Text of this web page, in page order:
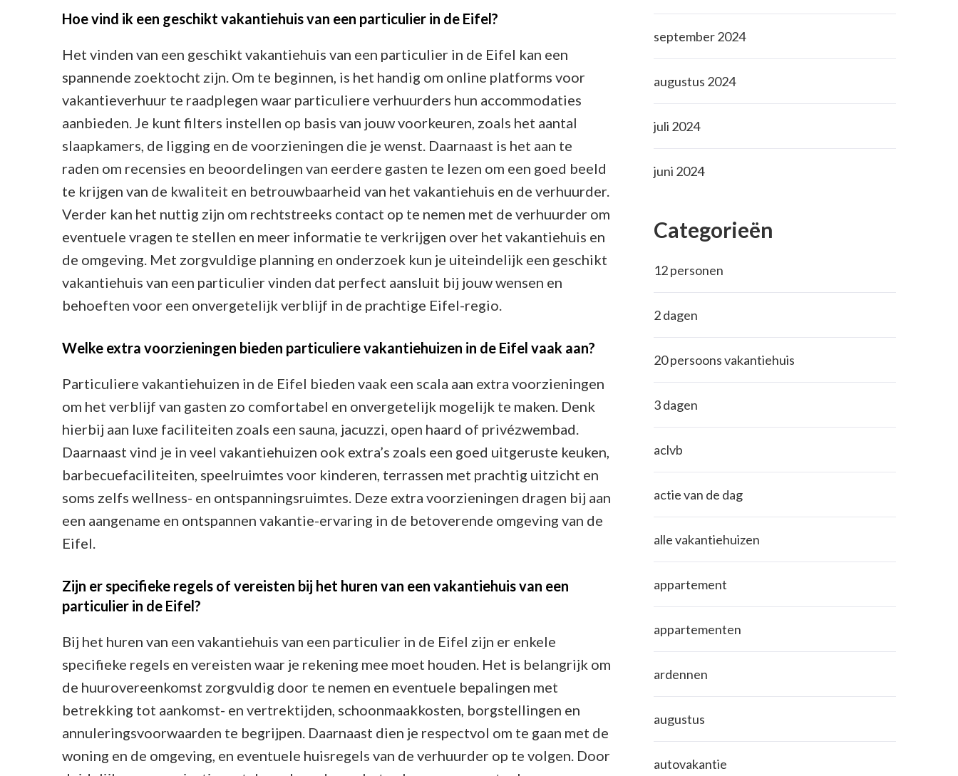
Hoe vind ik een geschikt vakantiehuis van een particulier in de Eifel?
Het vinden van een geschikt vakantiehuis van een particulier in de Eifel kan een
spannende zoektocht zijn. Om te beginnen, is het handig om online platforms voor
vakantieverhuur te raadplegen waar particuliere verhuurders hun accommodaties
aanbieden. Je kunt filters instellen op basis van jouw voorkeuren, zoals het aantal
slaapkamers, de ligging en de voorzieningen die je wenst. Daarnaast is het aan te
raden om recensies en beoordelingen van eerdere gasten te lezen om een goed beeld
te krijgen van de kwaliteit en betrouwbaarheid van het vakantiehuis en de verhuurder.
Verder kan het nuttig zijn om rechtstreeks contact op te nemen met de verhuurder om
eventuele vragen te stellen en meer informatie te verkrijgen over het vakantiehuis en
de omgeving. Met zorgvuldige planning en onderzoek kun je uiteindelijk een geschikt
vakantiehuis van een particulier vinden dat perfect aansluit bij jouw wensen en
behoeften voor een onvergetelijk verblijf in de prachtige Eifel-regio.
Welke extra voorzieningen bieden particuliere vakantiehuizen in de Eifel vaak aan?
Particuliere vakantiehuizen in de Eifel bieden vaak een scala aan extra voorzieningen
om het verblijf van gasten zo comfortabel en onvergetelijk mogelijk te maken. Denk
hierbij aan luxe faciliteiten zoals een sauna, jacuzzi, open haard of privézwembad.
Daarnaast vind je in veel vakantiehuizen ook extra’s zoals een goed uitgeruste keuken,
barbecuefaciliteiten, speelruimtes voor kinderen, terrassen met prachtig uitzicht en
soms zelfs wellness- en ontspanningsruimtes. Deze extra voorzieningen dragen bij aan
een aangename en ontspannen vakantie-ervaring in de betoverende omgeving van de
Eifel.
Zijn er specifieke regels of vereisten bij het huren van een vakantiehuis van een
particulier in de Eifel?
Bij het huren van een vakantiehuis van een particulier in de Eifel zijn er enkele
specifieke regels en vereisten waar je rekening mee moet houden. Het is belangrijk om
de huurovereenkomst zorgvuldig door te nemen en eventuele bepalingen met
betrekking tot aankomst- en vertrektijden, schoonmaakkosten, borgstellingen en
annuleringsvoorwaarden te begrijpen. Daarnaast dien je respectvol om te gaan met de
woning en de omgeving, en eventuele huisregels van de verhuurder op te volgen. Door
september 2024
augustus 2024
juli 2024
juni 2024
Categorieën
12 personen
2 dagen
20 persoons vakantiehuis
3 dagen
aclvb
actie van de dag
alle vakantiehuizen
appartement
appartementen
ardennen
augustus
autovakantie